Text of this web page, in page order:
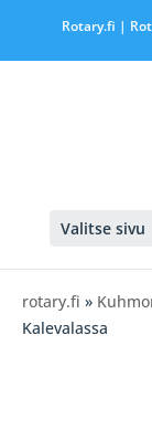
Rotary.fi |
Valitse sivu
rotary.fi »
Kalevalassa